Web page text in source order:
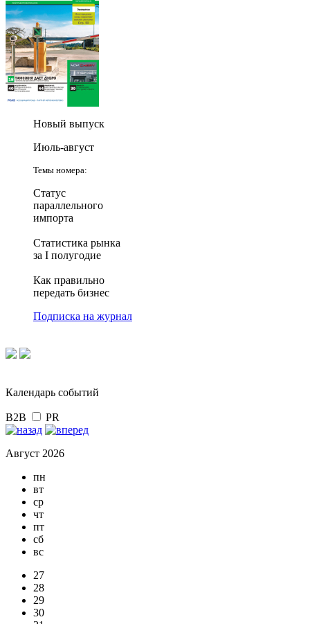
Новый выпуск
Июль-август
Темы номера:
Статус
параллельного
импорта
Статистика рынка
за I полугодие
Как правильно
передать бизнес
Подписка на журнал
Календарь событий
B2B PR
Август 2026
пн
вт
ср
чт
пт
сб
вс
27
28
29
30